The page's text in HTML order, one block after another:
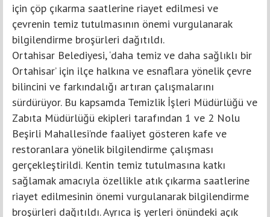
için çöp çıkarma saatlerine riayet edilmesi ve
çevrenin temiz tutulmasının önemi vurgulanarak
bilgilendirme broşürleri dağıtıldı.
Ortahisar Belediyesi, ‘daha temiz ve daha sağlıklı bir
Ortahisar’ için ilçe halkına ve esnaflara yönelik çevre
bilincini ve farkındalığı artıran çalışmalarını
sürdürüyor. Bu kapsamda Temizlik İşleri Müdürlüğü ve
Zabıta Müdürlüğü ekipleri tarafından 1 ve 2 Nolu
Beşirli Mahallesi’nde faaliyet gösteren kafe ve
restoranlara yönelik bilgilendirme çalışması
gerçekleştirildi. Kentin temiz tutulmasına katkı
sağlamak amacıyla özellikle atık çıkarma saatlerine
riayet edilmesinin önemi vurgulanarak bilgilendirme
broşürleri dağıtıldı. Ayrıca iş yerleri önündeki açık